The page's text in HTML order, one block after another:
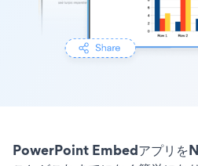
PowerPoint Embedアプリを